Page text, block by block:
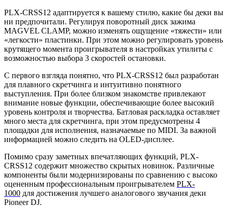
PLX-CRSS12 адаптируется к вашему стилю, какие бы деки вы
ни предпочитали. Регулируя поворотный диск зажима
MAGVEL CLAMP, можно изменять ощущение «тяжести» или
«легкости» пластинки. При этом можно регулировать уровень
крутящего момента проигрывателя в настройках утилиты с
возможностью выбора 3 скоростей остановки.
С первого взгляда понятно, что PLX-CRSS12 был разработан
для плавного скретчинга и интуитивно понятного
выступления. При более близком знакомстве привлекают
внимание новые функции, обеспечивающие более высокий
уровень контроля и творчества. Батловая раскладка оставляет
много места для скретчинга, при этом предусмотрены 4
площадки для исполнения, назначаемые по MIDI. За важной
информацией можно следить на OLED-дисплее.
Помимо сразу заметных впечатляющих функций, PLX-
CRSS12 содержит множество скрытых новинок. Различные
компоненты были модернизированы по сравнению с высоко
оцененным профессиональным проигрывателем PLX-
1000 для достижения лучшего аналогового звучания деки
Pioneer DJ.